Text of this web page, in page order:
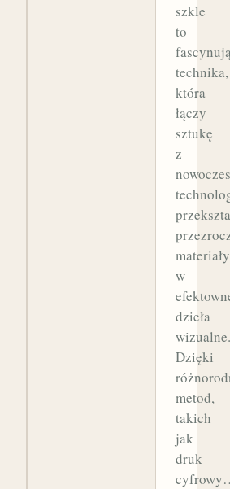
szkle
to
technika,
która
łączy
sztukę
z
materiały
w
dzieła
wizualne.
Dzięki
metod,
takich
jak
druk